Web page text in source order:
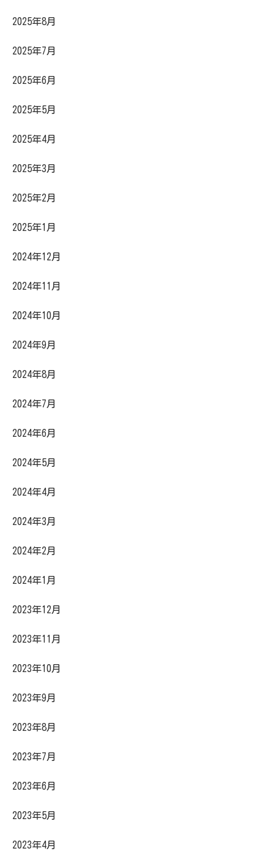
2025年8月
2025年7月
2025年6月
2025年5月
2025年4月
2025年3月
2025年2月
2025年1月
2024年12月
2024年11月
2024年10月
2024年9月
2024年8月
2024年7月
2024年6月
2024年5月
2024年4月
2024年3月
2024年2月
2024年1月
2023年12月
2023年11月
2023年10月
2023年9月
2023年8月
2023年7月
2023年6月
2023年5月
2023年4月